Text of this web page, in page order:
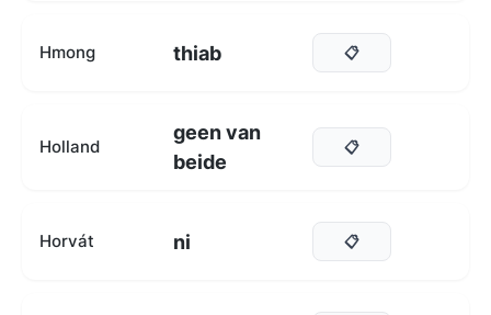
Hmong thiab 📋
Holland
geen van
beide
📋
Horvát ni 📋